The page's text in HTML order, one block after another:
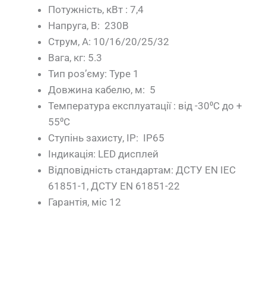
Потужність, кВт : 7,4
Напруга, В: 230B
Струм, А: 10/16/20/25/32
Вага, кг: 5.3
Тип роз’єму: Type 1
Довжина кабелю, м: 5
Температура експлуатації : від -30⁰С до +
55⁰С
Ступінь захисту, IP: IP65
Індикація: LED дисплей
Відповідність стандартам: ДСТУ EN IEC
61851-1, ДСТУ EN 61851-22
Гарантія, міс 12